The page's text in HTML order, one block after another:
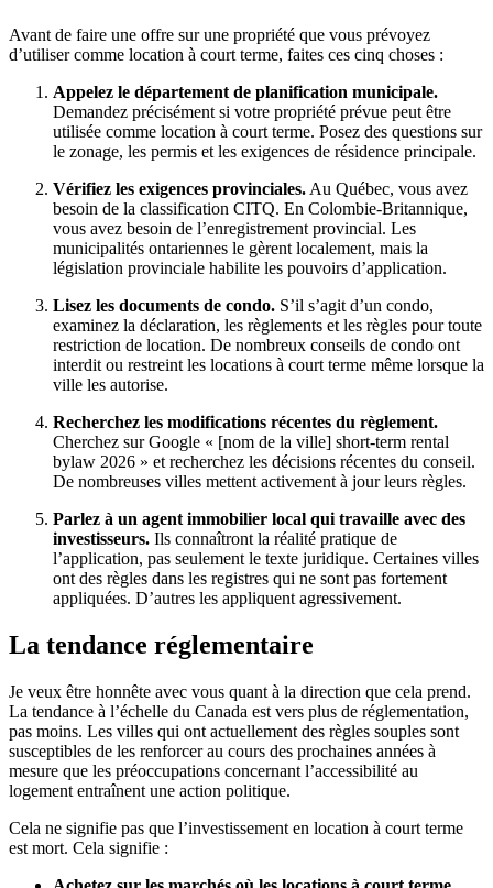
Avant de faire une offre sur une propriété que vous prévoyez
d’utiliser comme location à court terme, faites ces cinq choses :
Appelez le département de planification municipale.
Demandez précisément si votre propriété prévue peut être
utilisée comme location à court terme. Posez des questions sur
le zonage, les permis et les exigences de résidence principale.
Vérifiez les exigences provinciales. Au Québec, vous avez
besoin de la classification CITQ. En Colombie-Britannique,
vous avez besoin de l’enregistrement provincial. Les
municipalités ontariennes le gèrent localement, mais la
législation provinciale habilite les pouvoirs d’application.
Lisez les documents de condo. S’il s’agit d’un condo,
examinez la déclaration, les règlements et les règles pour toute
restriction de location. De nombreux conseils de condo ont
interdit ou restreint les locations à court terme même lorsque la
ville les autorise.
Recherchez les modifications récentes du règlement.
Cherchez sur Google « [nom de la ville] short-term rental
bylaw 2026 » et recherchez les décisions récentes du conseil.
De nombreuses villes mettent activement à jour leurs règles.
Parlez à un agent immobilier local qui travaille avec des
investisseurs. Ils connaîtront la réalité pratique de
l’application, pas seulement le texte juridique. Certaines villes
ont des règles dans les registres qui ne sont pas fortement
appliquées. D’autres les appliquent agressivement.
La tendance réglementaire
Je veux être honnête avec vous quant à la direction que cela prend.
La tendance à l’échelle du Canada est vers plus de réglementation,
pas moins. Les villes qui ont actuellement des règles souples sont
susceptibles de les renforcer au cours des prochaines années à
mesure que les préoccupations concernant l’accessibilité au
logement entraînent une action politique.
Cela ne signifie pas que l’investissement en location à court terme
est mort. Cela signifie :